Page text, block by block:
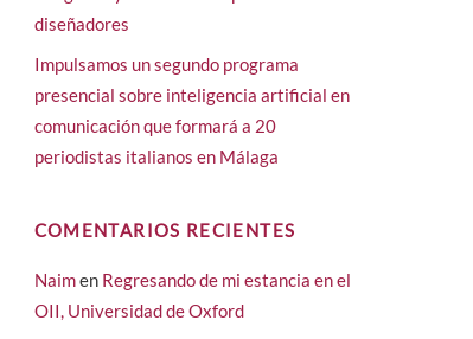
diseñadores
Impulsamos un segundo programa
presencial sobre inteligencia artificial en
comunicación que formará a 20
periodistas italianos en Málaga
COMENTARIOS RECIENTES
Naimen Regresando de mi estancia en el
OII, Universidad de Oxford